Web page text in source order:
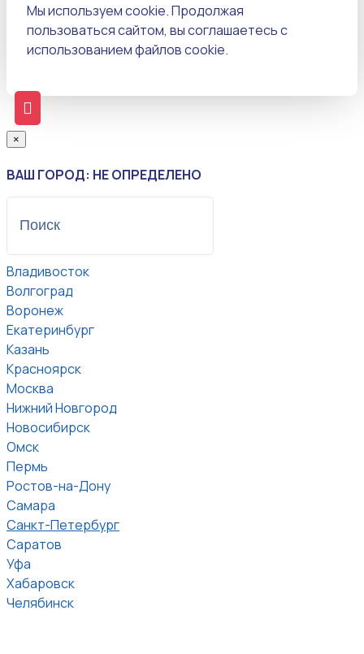
Мы используем cookie. Продолжая
пользоваться сайтом, вы соглашаетесь с
использованием файлов cookie.
×
ВАШ ГОРОД: НЕ ОПРЕДЕЛЕНО
Владивосток
Волгоград
Воронеж
Екатеринбург
Казань
Красноярск
Москва
Нижний Новгород
Новосибирск
Омск
Пермь
Ростов-на-Дону
Самара
Санкт-Петербург
Саратов
Уфа
Хабаровск
Челябинск